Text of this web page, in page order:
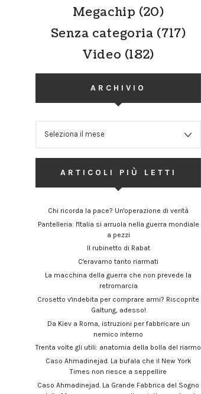
Megachip (20)
Senza categoria (717)
Video (182)
ARCHIVIO
ARTICOLI PIÙ LETTI
Chi ricorda la pace? Un'operazione di verità
Pantelleria: l'Italia si arruola nella guerra mondiale
a pezzi
Il rubinetto di Rabat
C'eravamo tanto riarmati
La macchina della guerra che non prevede la
retromarcia
Crosetto v'indebita per comprare armi? Riscoprite
Galtung, adesso!
Da Kiev a Roma, istruzioni per fabbricare un
nemico interno
Trenta volte gli utili: anatomia della bolla del riarmo
Caso Ahmadinejad. La bufala che il New York
Times non riesce a seppellire
Caso Ahmadinejad. La Grande Fabbrica del Sogno